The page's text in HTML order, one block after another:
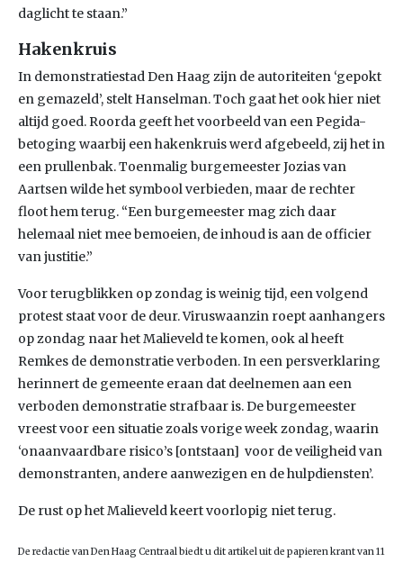
daglicht te staan.”
Hakenkruis
In demonstratiestad Den Haag zijn de autoriteiten ‘gepokt
en gemazeld’, stelt Hanselman. Toch gaat het ook hier niet
altijd goed. Roorda geeft het voorbeeld van een Pegida-
betoging waarbij een hakenkruis werd afgebeeld, zij het in
een prullenbak. Toenmalig burgemeester Jozias van
Aartsen wilde het symbool verbieden, maar de rechter
floot hem terug. “Een burgemeester mag zich daar
helemaal niet mee bemoeien, de inhoud is aan de officier
van justitie.”
Voor terugblikken op zondag is weinig tijd, een volgend
protest staat voor de deur. Viruswaanzin roept aanhangers
op zondag naar het Malieveld te komen, ook al heeft
Remkes de demonstratie verboden. In een persverklaring
herinnert de gemeente eraan dat deelnemen aan een
verboden demonstratie strafbaar is. De burgemeester
vreest voor een situatie zoals vorige week zondag, waarin
‘onaanvaardbare risico’s [ontstaan] voor de veiligheid van
demonstranten, andere aanwezigen en de hulpdiensten’.
De rust op het Malieveld keert voorlopig niet terug.
De redactie van Den Haag Centraal biedt u dit artikel uit de papieren krant van 11